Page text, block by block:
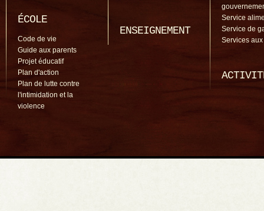
ÉCOLE
Code de vie
Guide aux parents
Projet éducatif
Plan d'action
Plan de lutte contre
l'intimidation et la
violence
ENSEIGNEMENT
Service
Service de
Services